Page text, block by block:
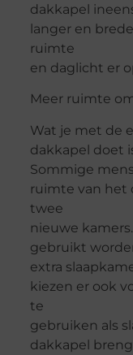
dakkapel
langer en
ruimte
en daglicht er
Meer ruimte
Wat je met de
dakkapel doet
Sommige
ruimte van het
twee
nieuwe
gebruikt
extra
kiezen er ook
te
gebruiken als
dakkapel